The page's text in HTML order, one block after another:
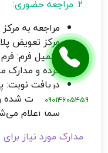
2. مراجعه حضوری:
مراجعه به
مرکز تعویض
تکمیل فرم:
کرده و مدارک
دریافت نوبت:
شما ثبت شده
شما اعلام
مدارک مورد نیاز
09014605459